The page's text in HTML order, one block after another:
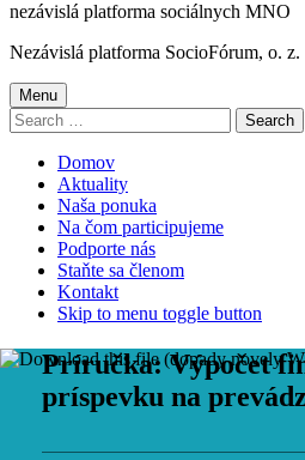
nezávislá platforma sociálnych MNO
Nezávislá platforma SocioFórum, o. z.
Menu
Search
for:
Domov
Aktuality
Naša ponuka
Na čom participujeme
Podporte nás
Staňte sa členom
Kontakt
Skip to menu toggle button
Príručka: Výpočet
príspevku na